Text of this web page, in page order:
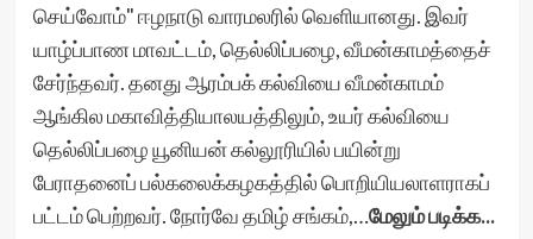
செய்வோம்" ஈழநாடு வாரமலரில் வெளியானது. இவர்
யாழ்ப்பாண மாவட்டம், தெல்லிப்பழை, வீமன்காமத்தைச்
சேர்ந்தவர். தனது ஆரம்பக் கல்வியை வீமன்காமம்
ஆங்கில மகாவித்தியாலயத்திலும், உயர் கல்வியை
தெல்லிப்பழை யூனியன் கல்லூரியில் பயின்று
பேராதனைப் பல்கலைக்கழகத்தில் பொறியியலாளராகப்
பட்டம் பெற்றவர். நோர்வே தமிழ் சங்கம்,…மேலும் படிக்க...